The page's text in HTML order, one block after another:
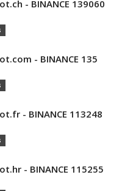
- BINANCE 139060
- BINANCE 135
- BINANCE 113248
- BINANCE 115255